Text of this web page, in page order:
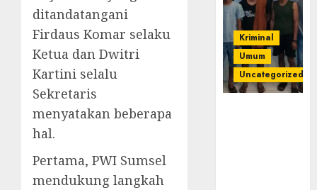
ditandatangani
Firdaus Komar selaku
Ketua dan Dwitri
Kartini selalu
Sekretaris
menyatakan beberapa
hal.
Pertama, PWI Sumsel
mendukung langkah
Kriminal
Umum
Uncategorized